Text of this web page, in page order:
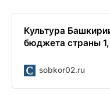
Культура
бюджета страны
sobkor02.ru